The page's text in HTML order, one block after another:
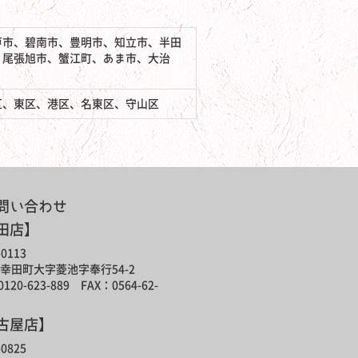
、碧南市、豊明市、知立市、半田
張旭市、蟹江町、あま市、大治
東区、港区、名東区、守山区
い合わせ
店】
田町大字菱池字奉行54-2
623-889 FAX：0564-62-
屋店】